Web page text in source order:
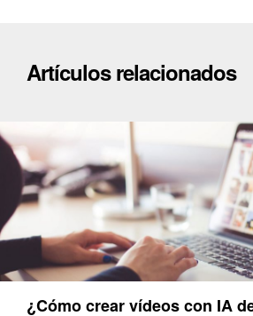
Artículos relacionados
¿Cómo crear vídeos con IA